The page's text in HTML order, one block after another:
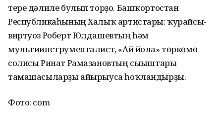
тере дәлиле булып торҙо. Башҡортостан
Республикаһының Халыҡ артистары: ҡурайсы-
виртуоз Роберт Юлдашевтың һәм
мультиинструменталист, «Ай йола» төркөмө
солисы Ринат Рамазановтың сығыштары
тамашасыларҙы айырыуса һоҡландырҙы.
Фото: com